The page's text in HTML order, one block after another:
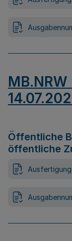
MB.NRW
Öffentliche
öffentliche